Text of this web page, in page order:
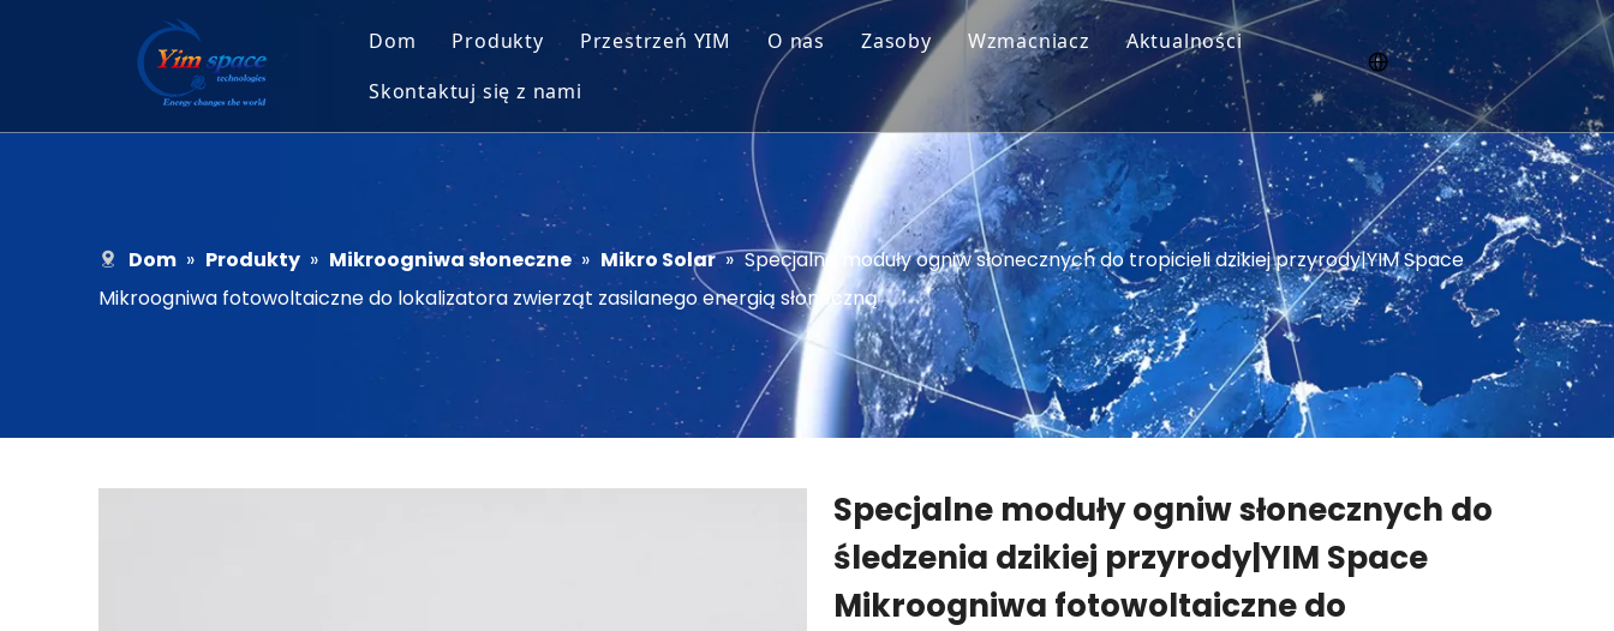
Dom Produkty
Moduł ogniw słonecznych
Mikroogniwa słoneczne
Gołe chipsy
Przestrzeń YIM O nas Zasoby
Wskazówki techniczne
Praca
Wzmacniacz
Aktualności
Skontaktuj się z nami
Rekrutacja
Dom » Produkty » Mikroogniwa słoneczne » Mikro Solar » Specjalne moduły ogniw słonecznych do tropicieli dzikiej przyrody|YIM Space
Mikroogniwa fotowoltaiczne do lokalizatora zwierząt zasilanego energią słoneczną
Specjalne moduły ogniw słonecznych do
śledzenia dzikiej przyrody|YIM Space
Mikroogniwa fotowoltaiczne do